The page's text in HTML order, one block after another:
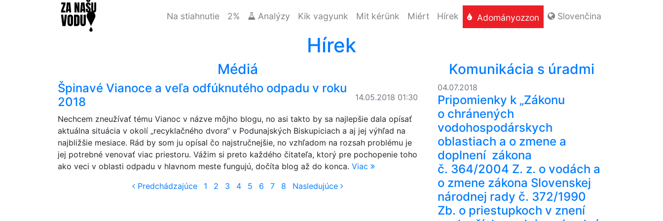
Na stiahnutie 2% Analýzy Kik vagyunk Mit kérünk Miért Hírek Adományozzon Slovenčina
Hírek
Médiá
Špinavé Vianoce a veľa odfúknutého odpadu v roku
2018
14.05.2018 01:30
Nechcem zneužívať tému Vianoc v názve môjho blogu, no asi takto by sa najlepšie dala opísať
aktuálna situácia v okolí „recyklačného dvora“ v Podunajských Biskupiciach a aj jej výhľad na
najbližšie mesiace. Rád by som ju opísal čo najstručnejšie, no vzhľadom na rozsah problému je
jej potrebné venovať viac priestoru. Vážim si preto každého čitateľa, ktorý pre pochopenie toho
ako veci v oblasti odpadu v hlavnom meste fungujú, dočíta blog až do konca. Viac
PredchádzajúcePredchádzajúce
1 2 3 4 5 6 7 8 Nasledujúce Nasledujúce
Komunikácia s úradmi
04.07.2018
Pripomienky k „Zákonu
o chránených
vodohospodárskych
oblastiach a o zmene a
doplnení zákona
č. 364/2004 Z. z. o vodách a
o zmene zákona Slovenskej
národnej rady č. 372/1990
Zb. o priestupkoch v znení